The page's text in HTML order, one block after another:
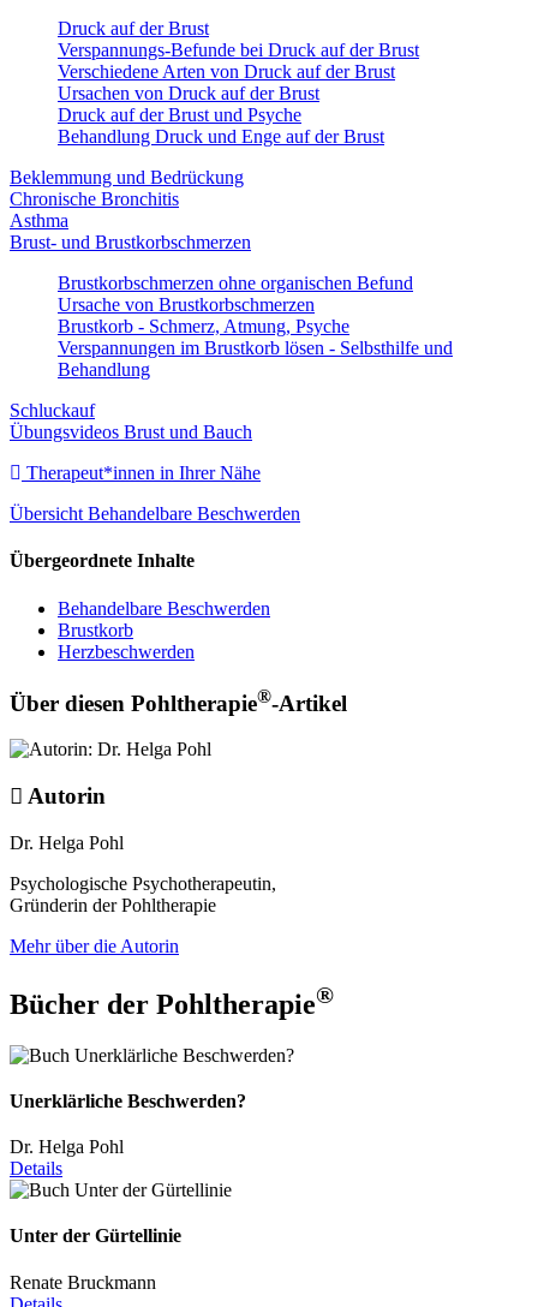
Druck auf der Brust
Verspannungs-Befunde bei Druck auf der Brust
Verschiedene Arten von Druck auf der Brust
Ursachen von Druck auf der Brust
Druck auf der Brust und Psyche
Behandlung Druck und Enge auf der Brust
Beklemmung und Bedrückung
Chronische Bronchitis
Asthma
Brust- und Brustkorbschmerzen
Brustkorbschmerzen ohne organischen Befund
Ursache von Brustkorbschmerzen
Brustkorb - Schmerz, Atmung, Psyche
Verspannungen im Brustkorb lösen - Selbsthilfe und
Behandlung
Schluckauf
Übungsvideos Brust und Bauch
Therapeut*innen in Ihrer Nähe
Übersicht Behandelbare Beschwerden
Übergeordnete Inhalte
Behandelbare Beschwerden
Brustkorb
Herzbeschwerden
Über diesen Pohltherapie®-Artikel
Autorin
Dr. Helga Pohl
Psychologische Psychotherapeutin,
Gründerin der Pohltherapie
Mehr über die Autorin
Bücher der Pohltherapie®
Unerklärliche Beschwerden?
Dr. Helga Pohl
Details
Unter der Gürtellinie
Renate Bruckmann